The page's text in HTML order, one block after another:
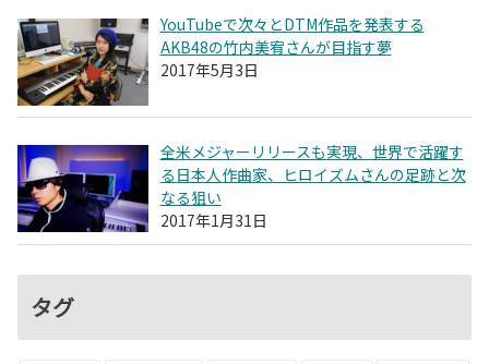
YouTubeで次々とDTM作品を発表する
AKB48の竹内美宥さんが目指す夢
2017年5月3日
全米メジャーリリースも実現、世界で活躍す
る日本人作曲家、ヒロイズムさんの足跡と次
なる狙い
2017年1月31日
タグ